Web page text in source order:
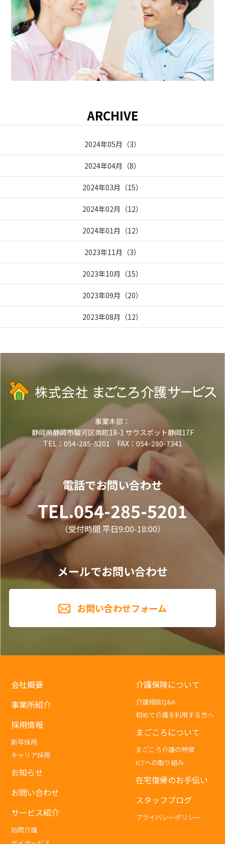
ARCHIVE
2024年05月 （3）
2024年04月 （8）
2024年03月 （15）
2024年02月 （12）
2024年01月 （12）
2023年11月 （3）
2023年10月 （15）
2023年09月 （20）
2023年08月 （12）
事業本部：
静岡県静岡市駿河区南町18-1 サウスポット静岡17F
TEL：054-285-5201 FAX：054-280-7341
電話でお問い合わせ
TEL.054-285-5201
（受付時間 平日9:00-18:00）
メールでお問い合わせ
お問い合わせフォーム
会社概要
事業所紹介
採用情報
新卒採用
キャリア採用
お知らせ
お問い合わせ
サービス紹介
訪問介護
介護保険について
介護相談Q&A
初めて介護を利用する方へ
まごころについて
まごころ介護の特徴
ICTへの取り組み
在宅復帰のお手伝い
スタッフブログ
プライバシーポリシー